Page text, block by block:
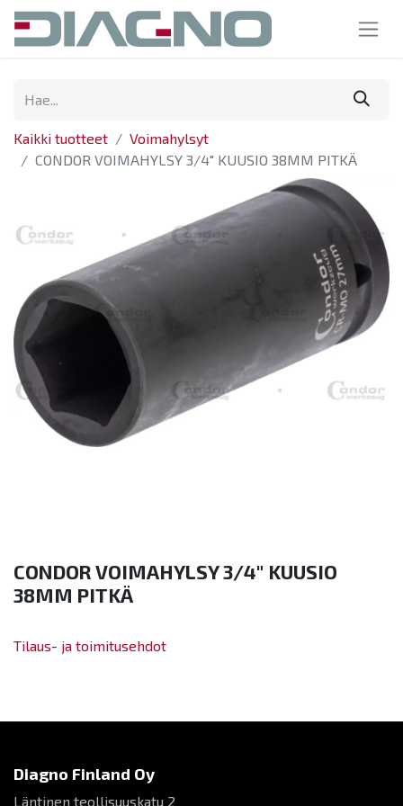
Kaikki tuotteet
Voimahylsyt
CONDOR VOIMAHYLSY 3/4" KUUSIO 38MM PITKÄ
CONDOR VOIMAHYLSY 3/4" KUUSIO
38MM PITKÄ
Tilaus- ja toimitusehdot
Diagno Finland Oy
Läntinen teollisuuskatu 2